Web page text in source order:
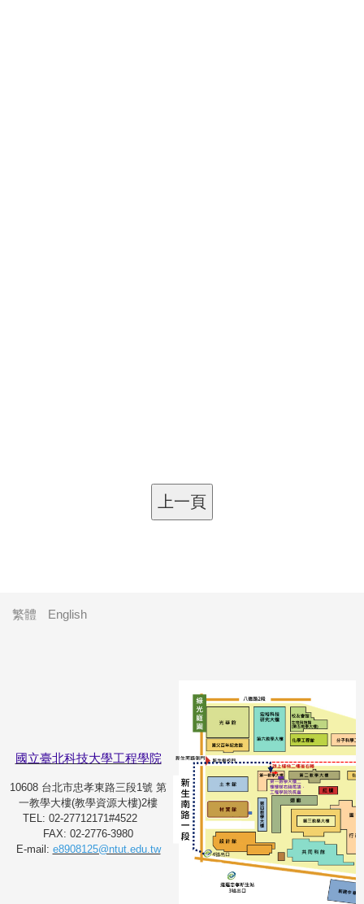
繁體 English
國立臺北科技大學工程學院
10608 台北市忠孝東路三段1號 第
一教學大樓(教學資源大樓)2樓
TEL: 02-27712171#4522
FAX: 02-2776-3980
E-mail: e8908125@ntut.edu.tw